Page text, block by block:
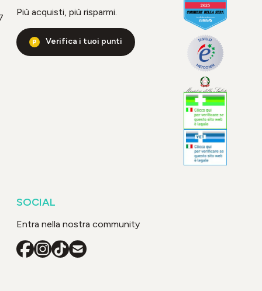
Più acquisti, più risparmi.
Verifica i tuoi punti
SOCIAL
Entra nella nostra community